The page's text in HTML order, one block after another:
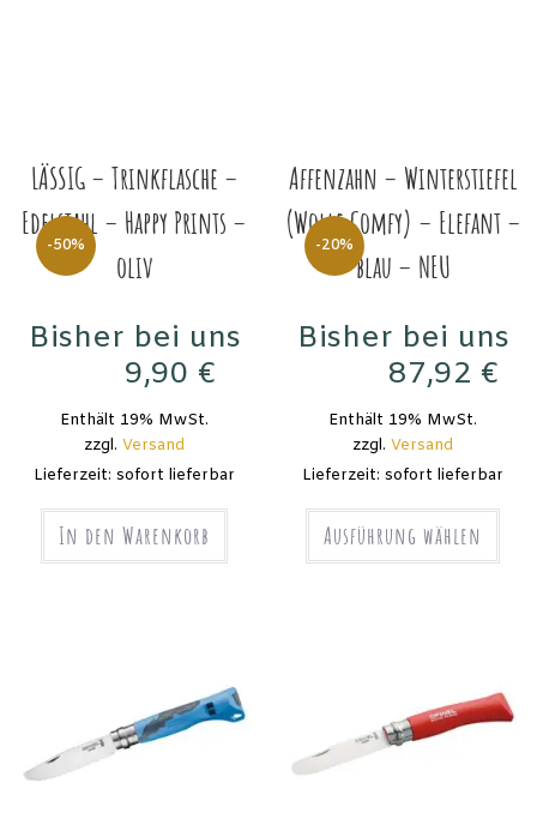
-50%
LÄSSIG – Trinkflasche –
Edelstahl – Happy Prints –
oliv
Bisher bei uns
9,90 €
Enthält 19% MwSt.
zzgl. Versand
Lieferzeit: sofort lieferbar
In den Warenkorb
-20%
Affenzahn – Winterstiefel
(Wolle Comfy) – Elefant –
blau – NEU
Bisher bei uns
87,92 €
Enthält 19% MwSt.
zzgl. Versand
Lieferzeit: sofort lieferbar
Ausführung wählen